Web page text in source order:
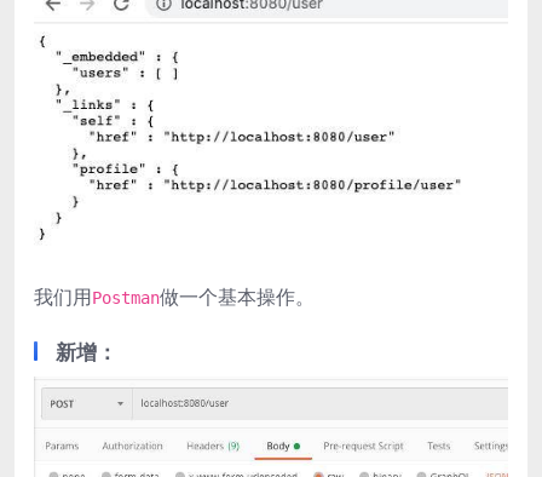
我们用Postman做一个基本操作。
新增：